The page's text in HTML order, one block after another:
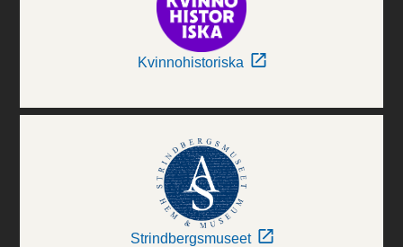
Kvinnohistoriska
Strindbergsmuseet